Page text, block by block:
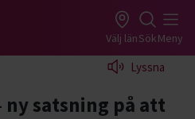
Välj länSökMeny
Lyssna
ny satsning på att